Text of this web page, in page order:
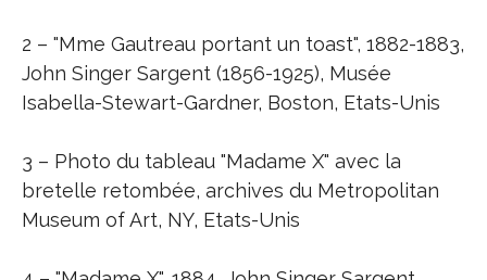
2 – "Mme Gautreau portant un toast", 1882-1883,
John Singer Sargent (1856-1925), Musée
Isabella-Stewart-Gardner, Boston, Etats-Unis
3 – Photo du tableau "Madame X" avec la
bretelle retombée, archives du Metropolitan
Museum of Art, NY, Etats-Unis